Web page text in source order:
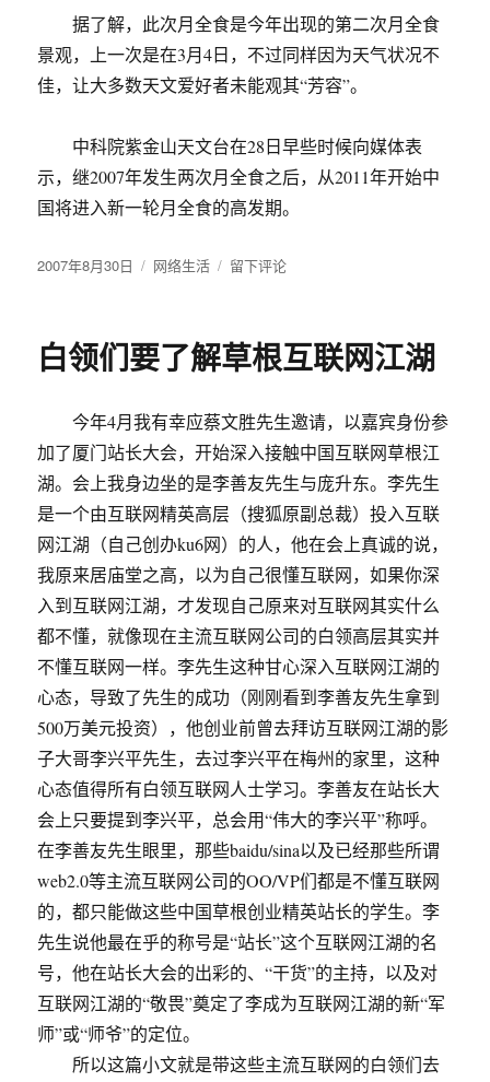
据了解，此次月全食是今年出现的第二次月全食
景观，上一次是在3月4日，不过同样因为天气状况不
佳，让大多数天文爱好者未能观其“芳容”。
中科院紫金山天文台在28日早些时候向媒体表
示，继2007年发生两次月全食之后，从2011年开始中
国将进入新一轮月全食的高发期。
发
2007年8月30日
分
网络生活
于
报
道
留下评论
白领们要了解草根互联网江湖
今年4月我有幸应蔡文胜先生邀请，以嘉宾身份参
加了厦门站长大会，开始深入接触中国互联网草根江
湖。会上我身边坐的是李善友先生与庞升东。李先生
是一个由互联网精英高层（搜狐原副总裁）投入互联
网江湖（自己创办ku6网）的人，他在会上真诚的说，
我原来居庙堂之高，以为自己很懂互联网，如果你深
入到互联网江湖，才发现自己原来对互联网其实什么
都不懂，就像现在主流互联网公司的白领高层其实并
不懂互联网一样。李先生这种甘心深入互联网江湖的
心态，导致了先生的成功（刚刚看到李善友先生拿到
500万美元投资），他创业前曾去拜访互联网江湖的影
子大哥李兴平先生，去过李兴平在梅州的家里，这种
心态值得所有白领互联网人士学习。李善友在站长大
会上只要提到李兴平，总会用“伟大的李兴平”称呼。
在李善友先生眼里，那些baidu/sina以及已经那些所谓
web2.0等主流互联网公司的OO/VP们都是不懂互联网
的，都只能做这些中国草根创业精英站长的学生。李
先生说他最在乎的称号是“站长”这个互联网江湖的名
号，他在站长大会的出彩的、“干货”的主持，以及对
互联网江湖的“敬畏”奠定了李成为互联网江湖的新“军
师”或“师爷”的定位。
所以这篇小文就是带这些主流互联网的白领们去